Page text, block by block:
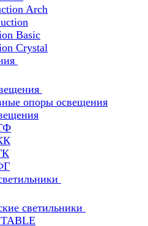
Arch
Basic
Crystal
опоры освещения
светильники